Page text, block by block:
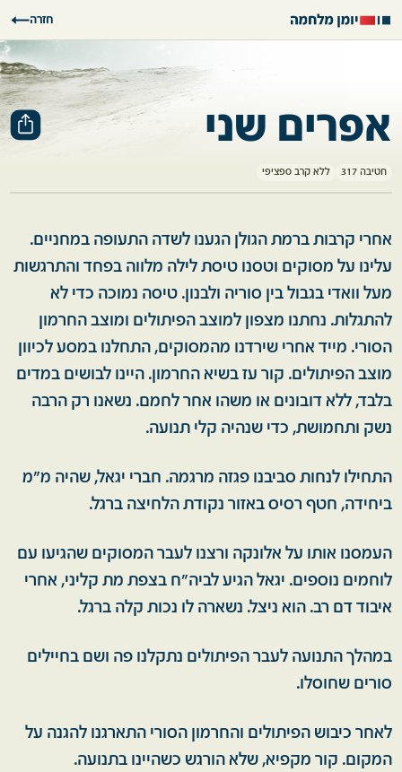
חזרה
אפרים שני
חטיבה 317 ללא קרב ספציפי
אחרי קרבות ברמת הגולן הגענו לשדה התעופה במחניים.
עלינו על מסוקים וטסנו טיסת לילה מלווה בפחד והתרגשות
מעל וואדי בגבול בין סוריה ולבנון. טיסה נמוכה כדי לא
להתגלות. נחתנו מצפון למוצב הפיתולים ומוצב החרמון
הסורי. מייד אחרי שירדנו מהמסוקים, התחלנו במסע לכיוון
מוצב הפיתולים. קור עז בשיא החרמון. היינו לבושים במדים
בלבד, ללא דובונים או משהו אחר לחמם. נשאנו רק הרבה
נשק ותחמושת, כדי שנהיה קלי תנועה.
התחילו לנחות סביבנו פגזה מרגמה. חברי יגאל, שהיה מ״מ
ביחידה, חטף רסיס באזור נקודת הלחיצה ברגל.
העמסנו אותו על אלונקה ורצנו לעבר המסוקים שהגיעו עם
לוחמים נוספים. יגאל הגיע לביה״ח בצפת מת קליני, אחרי
איבוד דם רב. הוא ניצל. נשארה לו נכות קלה ברגל.
במהלך התנועה לעבר הפיתולים נתקלנו פה ושם בחיילים
סורים שחוסלו.
לאחר כיבוש הפיתולים והחרמון הסורי התארגנו להגנה על
המקום. קור מקפיא, שלא הורגש כשהיינו בתנועה.